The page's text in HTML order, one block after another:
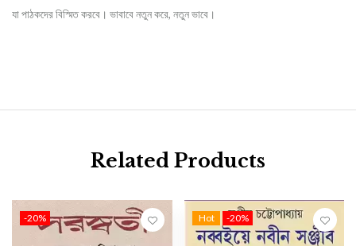
যা পাঠকদের বিস্মিত করবে। ভাবাবে নতুন করে, নতুন ভাবে।
Related Products
-20% Hot -20%